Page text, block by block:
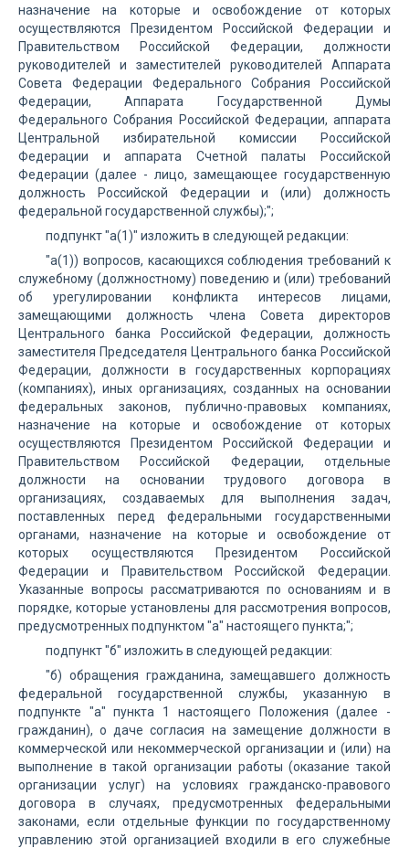
назначение на которые и освобождение от которых
осуществляются Президентом Российской Федерации и
Правительством Российской Федерации, должности
руководителей и заместителей руководителей Аппарата
Совета Федерации Федерального Собрания Российской
Федерации, Аппарата Государственной Думы
Федерального Собрания Российской Федерации, аппарата
Центральной избирательной комиссии Российской
Федерации и аппарата Счетной палаты Российской
Федерации (далее - лицо, замещающее государственную
должность Российской Федерации и (или) должность
федеральной государственной службы);";
подпункт "а(1)" изложить в следующей редакции:
"а(1)) вопросов, касающихся соблюдения требований к
служебному (должностному) поведению и (или) требований
об урегулировании конфликта интересов лицами,
замещающими должность члена Совета директоров
Центрального банка Российской Федерации, должность
заместителя Председателя Центрального банка Российской
Федерации, должности в государственных корпорациях
(компаниях), иных организациях, созданных на основании
федеральных законов, публично-правовых компаниях,
назначение на которые и освобождение от которых
осуществляются Президентом Российской Федерации и
Правительством Российской Федерации, отдельные
должности на основании трудового договора в
организациях, создаваемых для выполнения задач,
поставленных перед федеральными государственными
органами, назначение на которые и освобождение от
которых осуществляются Президентом Российской
Федерации и Правительством Российской Федерации.
Указанные вопросы рассматриваются по основаниям и в
порядке, которые установлены для рассмотрения вопросов,
предусмотренных подпунктом "а" настоящего пункта;";
подпункт "б" изложить в следующей редакции:
"б) обращения гражданина, замещавшего должность
федеральной государственной службы, указанную в
подпункте "а" пункта 1 настоящего Положения (далее -
гражданин), о даче согласия на замещение должности в
коммерческой или некоммерческой организации и (или) на
выполнение в такой организации работы (оказание такой
организации услуг) на условиях гражданско-правового
договора в случаях, предусмотренных федеральными
законами, если отдельные функции по государственному
управлению этой организацией входили в его служебные